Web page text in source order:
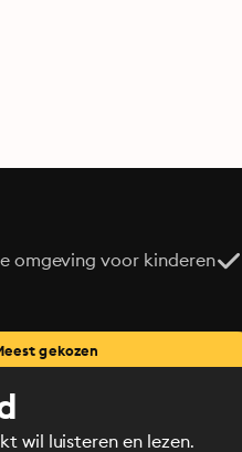
omgeving voor kinderen
gekozen
wil luisteren en lezen.